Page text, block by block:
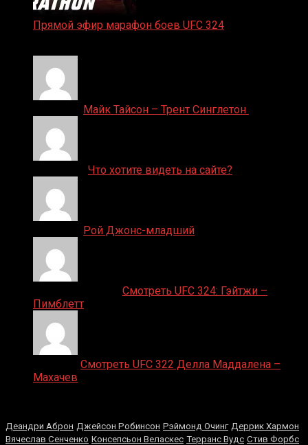
Прямой эфир марафон боев UFC 324
Майк Тайсон – Трент Синглетон
Что хотите видеть на сайте?
Рой Джонс-младший
Смотреть UFC 324: Гэйтжи –
Пимблетт
Смотреть UFC 322 Делла Маддалена –
Махачев
Деандри Аброн Джейсон Робинсон Рэймонд Очинг Деррик Хармон
Вячеслав Сенченко Консепсьон Веласкес Терранс Вудс Стив Форбс